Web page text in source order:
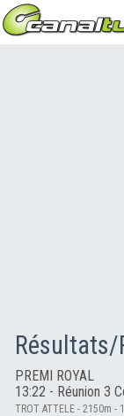
PREMI ROYAL
13:22 - Réunion 3
TROT ATTELE - 2150m -